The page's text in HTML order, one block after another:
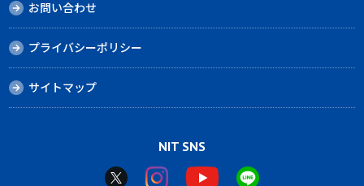
お問い合わせ
プライバシーポリシー
サイトマップ
NIT SNS